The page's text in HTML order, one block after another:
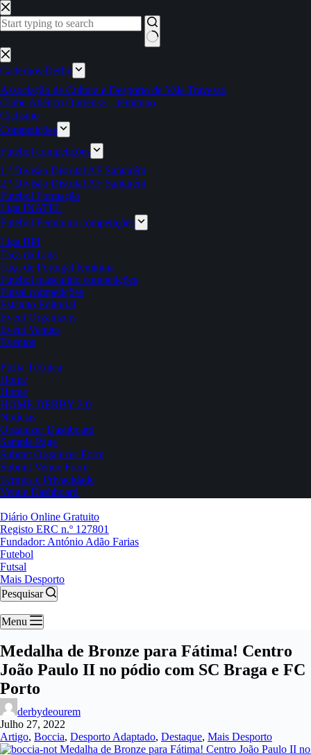
Pular
para
o
Sem
resultados
Cadernos Derby
Associação de Cultura e Desporto de Vale Travesso
Clube Atlético Ouriense – feminino
Ciclismo
Competições
Futebol competições
1.ª Divisão Distrital AF Santarém
2.ª Divisão Distrital AF Santarém
Futebol Formação
Liga INATEL
Futebol Feminino competições
Liga BPI
Taça da Liga
Taça de Portugal feminina
Futebol masculino competições
Futsal competições
Estatuto Editorial
Event Organizers
Event Venues
Eventos
Ficha Técnica
Home
Home
HOME DERBY 2.0
Notícias
Organizer Dashboard
Sample Page
Submit Organizer Form
Submit Venue Form
Termos e Privacidade
Venue Dashboard
Diário Online Gratuito
Registo ERC n.º 127801
Fundador: António Adão Farias
Futebol
Futsal
Mais Desporto
Pesquisar
Menu
Medalha de Bronze para Fátima! Centro
João Paulo II no pódio com SC Braga e FC
Porto
derbydeourem
Julho 27, 2022
Artigo, Boccia, Desporto Adaptado, Destaque, Mais Desporto